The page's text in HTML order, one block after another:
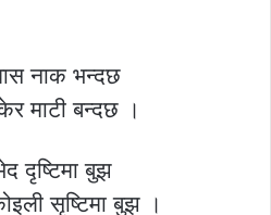
नाक भन्दछ
माटी बन्दछ ।
दृष्टिमा बुझ
सृष्टिमा बुझ ।